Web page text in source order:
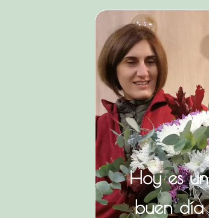
Hoy es un
buen día